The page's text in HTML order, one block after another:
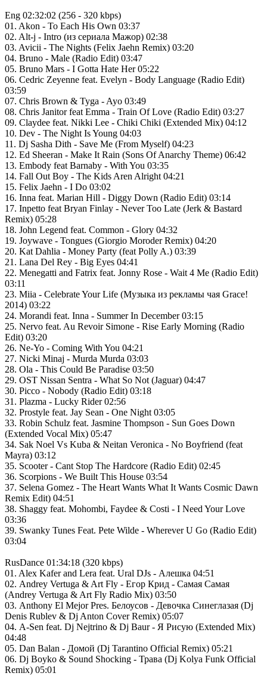
Eng 02:32:02 (256 - 320 kbps)
01. Akon - To Each His Own 03:37
02. Alt-j - Intro (из сериала Мажор) 02:38
03. Avicii - The Nights (Felix Jaehn Remix) 03:20
04. Bruno - Male (Radio Edit) 03:47
05. Bruno Mars - I Gotta Hate Her 05:22
06. Cedric Zeyenne feat. Evelyn - Body Language (Radio Edit)
03:59
07. Chris Brown & Tyga - Ayo 03:49
08. Chris Janitor feat Emma - Train Of Love (Radio Edit) 03:27
09. Claydee feat. Nikki Lee - Chiki Chiki (Extended Mix) 04:12
10. Dev - The Night Is Young 04:03
11. Dj Sasha Dith - Save Me (From Myself) 04:23
12. Ed Sheeran - Make It Rain (Sons Of Anarchy Theme) 06:42
13. Embody feat Barnaby - With You 03:35
14. Fall Out Boy - The Kids Aren Alright 04:21
15. Felix Jaehn - I Do 03:02
16. Inna feat. Marian Hill - Diggy Down (Radio Edit) 03:14
17. Inpetto feat Bryan Finlay - Never Too Late (Jerk & Bastard
Remix) 05:28
18. John Legend feat. Common - Glory 04:32
19. Joywave - Tongues (Giorgio Moroder Remix) 04:20
20. Kat Dahlia - Money Party (feat Polly A.) 03:39
21. Lana Del Rey - Big Eyes 04:41
22. Menegatti and Fatrix feat. Jonny Rose - Wait 4 Me (Radio Edit)
03:11
23. Miia - Celebrate Your Life (Музыка из рекламы чая Grace!
2014) 03:22
24. Morandi feat. Inna - Summer In December 03:15
25. Nervo feat. Au Revoir Simone - Rise Early Morning (Radio
Edit) 03:20
26. Ne-Yo - Coming With You 04:21
27. Nicki Minaj - Murda Murda 03:03
28. Ola - This Could Be Paradise 03:50
29. OST Nissan Sentra - What So Not (Jaguar) 04:47
30. Picco - Nobody (Radio Edit) 03:18
31. Plazma - Lucky Rider 02:56
32. Prostyle feat. Jay Sean - One Night 03:05
33. Robin Schulz feat. Jasmine Thompson - Sun Goes Down
(Extended Vocal Mix) 05:47
34. Sak Noel Vs Kuba & Neitan Veronica - No Boyfriend (feat
Mayra) 03:12
35. Scooter - Cant Stop The Hardcore (Radio Edit) 02:45
36. Scorpions - We Built This House 03:54
37. Selena Gomez - The Heart Wants What It Wants Cosmic Dawn
Remix Edit) 04:51
38. Shaggy feat. Mohombi, Faydee & Costi - I Need Your Love
03:36
39. Swanky Tunes Feat. Pete Wilde - Wherever U Go (Radio Edit)
03:04
RusDance 01:34:18 (320 kbps)
01. Alex Kafer and Lera feat. Ural DJs - Алешка 04:51
02. Andrey Vertuga & Art Fly - Егор Крид - Самая Cамая
(Andrey Vertuga & Art Fly Radio Mix) 03:50
03. Anthony El Mejor Pres. Белоусов - Девочка Синеглазая (Dj
Denis Rublev & Dj Anton Cover Remix) 05:07
04. A-Sen feat. Dj Nejtrino & Dj Baur - Я Рисую (Extended Mix)
04:48
05. Dan Balan - Домой (Dj Tarantino Official Remix) 05:21
06. Dj Boyko & Sound Shocking - Трава (Dj Kolya Funk Official
Remix) 05:01